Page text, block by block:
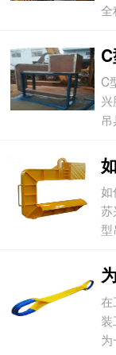
全
C
苏
型
在